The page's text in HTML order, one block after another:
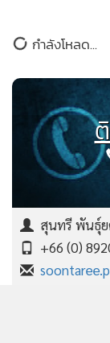
กำลังโหลด...
สุนทรี พันธุ์ย
+66 (0)